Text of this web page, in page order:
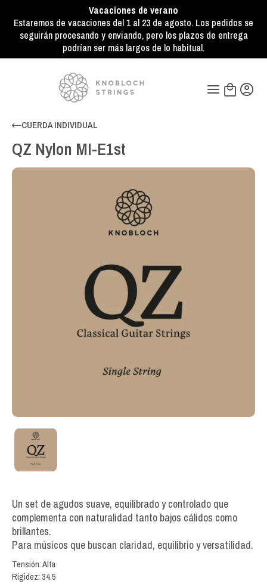
Vacaciones de verano
Estaremos de vacaciones del 1 al 23 de agosto. Los pedidos se
seguirán procesando y enviando, pero los plazos de entrega
podrían ser más largos de lo habitual.
CUERDA INDIVIDUAL
QZ Nylon MI-E1st
Un set de agudos suave, equilibrado y controlado que
complementa con naturalidad tanto bajos cálidos como
brillantes.
Para músicos que buscan claridad, equilibrio y versatilidad.
Tensión: Alta
Rigidez: 34.5